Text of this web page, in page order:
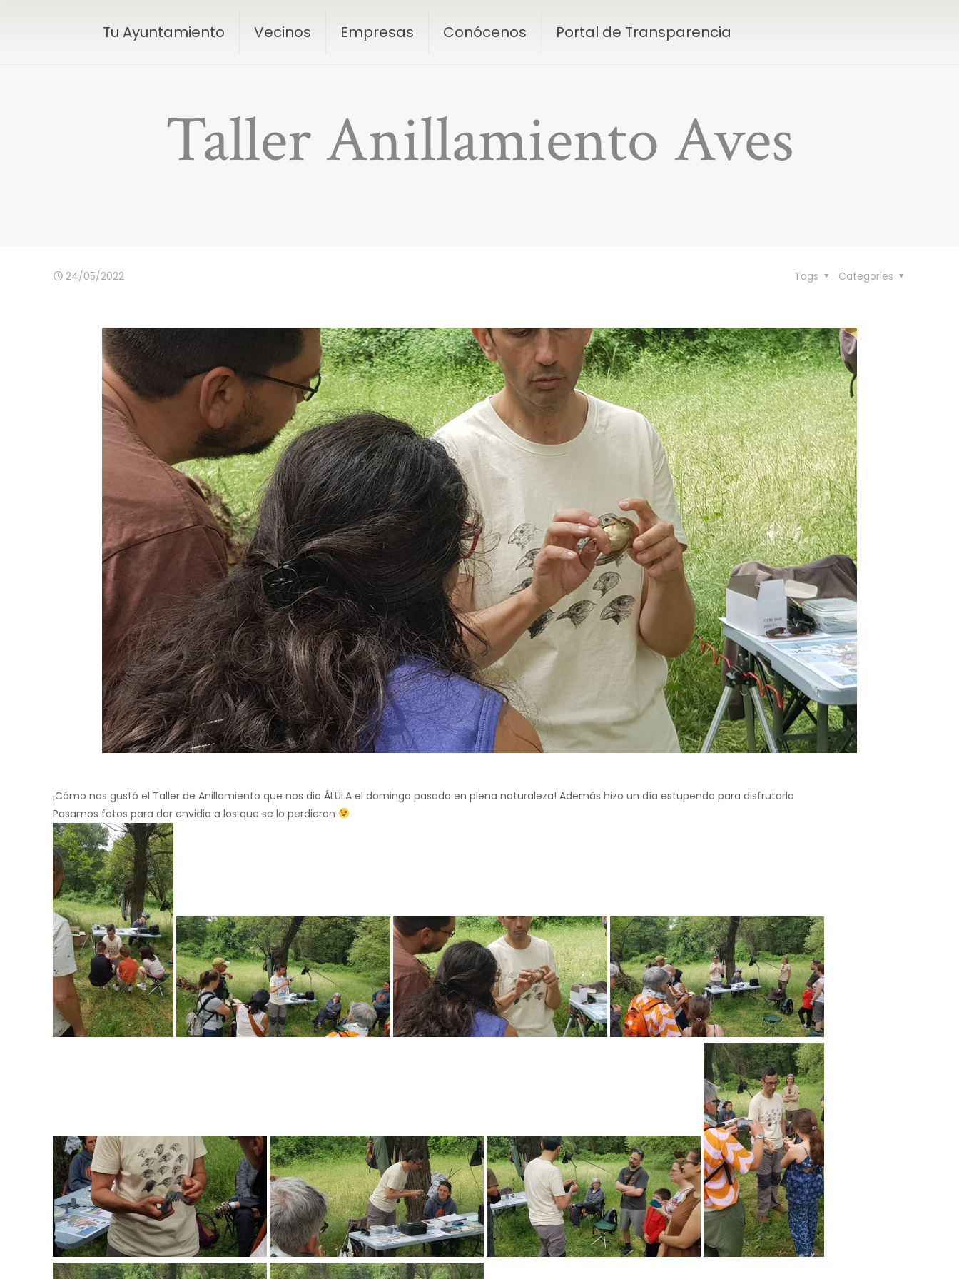
Tu Ayuntamiento Vecinos Empresas Conócenos Portal de Transparencia
Taller Anillamiento Aves
24/05/2022 Categories
Tags
¡Cómo nos gustó el Taller de Anillamiento que nos dio ÁLULA el domingo pasado en plena naturaleza! Además hizo un día estupendo para disfrutarlo
Pasamos fotos para dar envidia a los que se lo perdieron